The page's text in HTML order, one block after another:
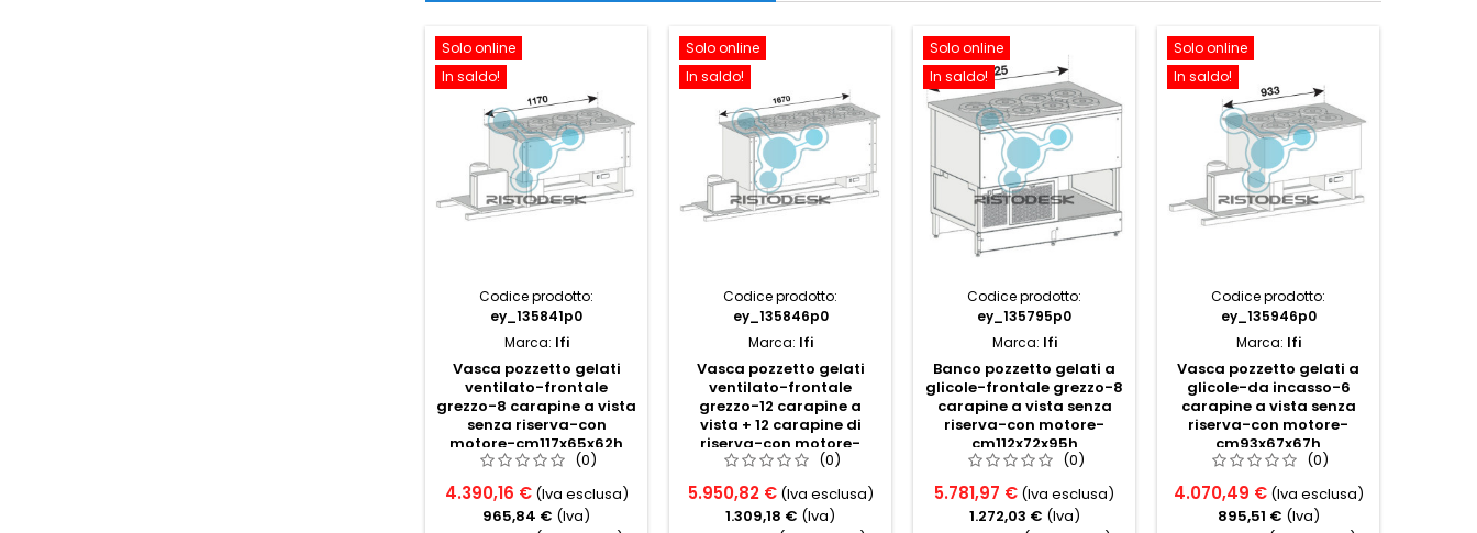
Solo online
In saldo!
Codice prodotto:
ey_135841p0
Marca: Ifi
Vasca pozzetto gelati
ventilato-frontale
grezzo-8 carapine a vista
senza riserva-con
motore-cm117x65x62h
(0)
4.390,16 € (Iva esclusa)
965,84 € (Iva)
Solo online
In saldo!
Codice prodotto:
ey_135846p0
Marca: Ifi
Vasca pozzetto gelati
ventilato-frontale
grezzo-12 carapine a
vista + 12 carapine di
riserva-con motore-
cm167x65x85h
(0)
5.950,82 € (Iva esclusa)
1.309,18 € (Iva)
Solo online
In saldo!
Codice prodotto:
ey_135795p0
Marca: Ifi
Banco pozzetto gelati a
glicole-frontale grezzo-8
carapine a vista senza
riserva-con motore-
cm112x72x95h
(0)
5.781,97 € (Iva esclusa)
1.272,03 € (Iva)
Solo online
In saldo!
Codice prodotto:
ey_135946p0
Marca: Ifi
Vasca pozzetto gelati a
glicole-da incasso-6
carapine a vista senza
riserva-con motore-
cm93x67x67h
(0)
4.070,49 € (Iva esclusa)
895,51 € (Iva)